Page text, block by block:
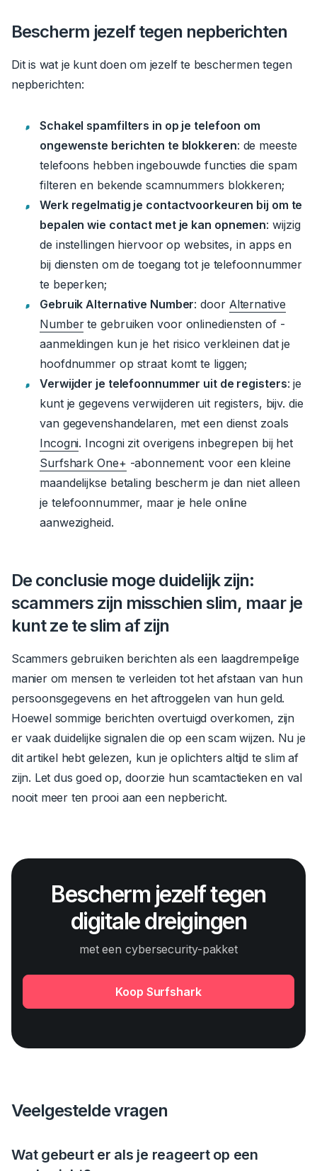
Bescherm jezelf tegen nepberichten
Dit is wat je kunt doen om jezelf te beschermen tegen
nepberichten:
Schakel spamfilters in op je telefoon om
ongewenste berichten te blokkeren: de meeste
telefoons hebben ingebouwde functies die spam
filteren en bekende scamnummers blokkeren;
Werk regelmatig je contactvoorkeuren bij om te
bepalen wie contact met je kan opnemen: wijzig
de instellingen hiervoor op websites, in apps en
bij diensten om de toegang tot je telefoonnummer
te beperken;
Gebruik Alternative Number: door Alternative
Numberte gebruiken voor onlinediensten of -
aanmeldingen kun je het risico verkleinen dat je
hoofdnummer op straat komt te liggen;
Verwijder je telefoonnummer uit de registers: je
kunt je gegevens verwijderen uit registers, bijv. die
van gegevenshandelaren, met een dienst zoals
Incogni. Incogni zit overigens inbegrepen bij het
Surfshark One+ -abonnement: voor een kleine
maandelijkse betaling bescherm je dan niet alleen
je telefoonnummer, maar je hele online
aanwezigheid.
De conclusie moge duidelijk zijn:
scammers zijn misschien slim, maar je
kunt ze te slim af zijn
Scammers gebruiken berichten als een laagdrempelige
manier om mensen te verleiden tot het afstaan van hun
persoonsgegevens en het aftroggelen van hun geld.
Hoewel sommige berichten overtuigd overkomen, zijn
er vaak duidelijke signalen die op een scam wijzen. Nu je
dit artikel hebt gelezen, kun je oplichters altijd te slim af
zijn. Let dus goed op, doorzie hun scamtactieken en val
nooit meer ten prooi aan een nepbericht.
Bescherm jezelf tegen
digitale dreigingen
met een cybersecurity-pakket
Koop Surfshark
Veelgestelde vragen
Wat gebeurt er als je reageert op een